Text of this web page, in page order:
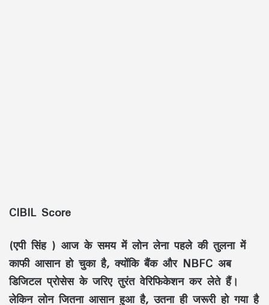
CIBIL Score
(एपी सिंह ) आज के समय में लोन लेना पहले की तुलना में
काफी आसान हो चुका है, क्योंकि बैंक और NBFC अब
डिजिटल प्रोसेस के जरिए तुरंत वेरिफिकेशन कर लेते हैं।
लेकिन लोन जितना आसान हुआ है, उतना ही जरूरी हो गया है